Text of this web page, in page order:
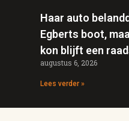
Haar auto
Egberts boot,
kon blijft een
augustus 6, 2026
Lees verder »